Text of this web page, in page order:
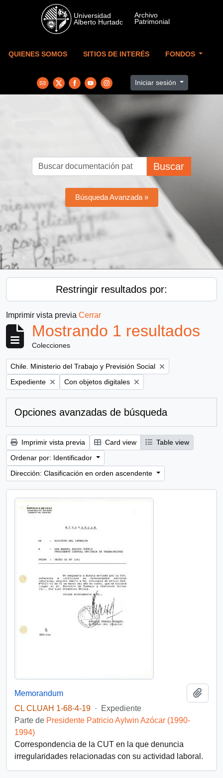
Skip to main content
QUIENES SOMOS SITIOS DE INTERÉS FONDOS
Iniciar sesión
Buscar
Búsqueda Avanzada »
Restringir resultados por:
Imprimir vista previa Cerrar
Mostrando 1 resultados
Colecciones
Remove filter:
Chile. Ministerio del Trabajo y Previsión Social
Remove filter:
Expediente Remove filter:
Con objetos digitales
Opciones avanzadas de búsqueda
Imprimir vista previa Card view
Table view
Ordenar por: Identificador
Dirección: Clasificación en orden ascendente
Memorandum
CL CLUAH 1-68-4-19 ·
Expediente
Parte de Presidente Patricio Aylwin Azócar (1990-
1994)
Correspondencia de la CUT en la que denuncia
irregularidades relacionadas con su actividad laboral.